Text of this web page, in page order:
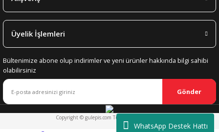
WhatsApp Destek Hattı
Üyelik İşlemleri
Bültenimize abone olup indirimler ve yeni ürünler hakkında bilgi sahibi
olabilirsiniz
Gönder
Copyright © gulepis.com Tüm Hakları Saklıdır.